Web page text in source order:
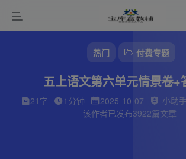
热门 付费专题
五上语文第六单元情景卷+
21字 1分钟 2025-10-07 小助手
该作者已发布3922篇文章